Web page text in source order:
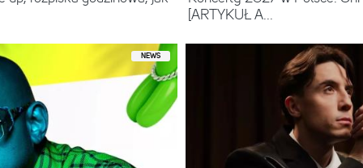
[ARTYKUŁ A...
NEWS